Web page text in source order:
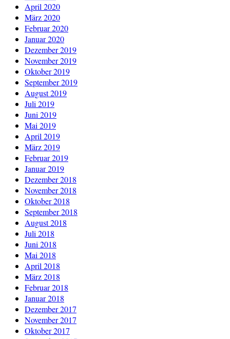
April 2020
März 2020
Februar 2020
Januar 2020
Dezember 2019
November 2019
Oktober 2019
September 2019
August 2019
Juli 2019
Juni 2019
Mai 2019
April 2019
März 2019
Februar 2019
Januar 2019
Dezember 2018
November 2018
Oktober 2018
September 2018
August 2018
Juli 2018
Juni 2018
Mai 2018
April 2018
März 2018
Februar 2018
Januar 2018
Dezember 2017
November 2017
Oktober 2017